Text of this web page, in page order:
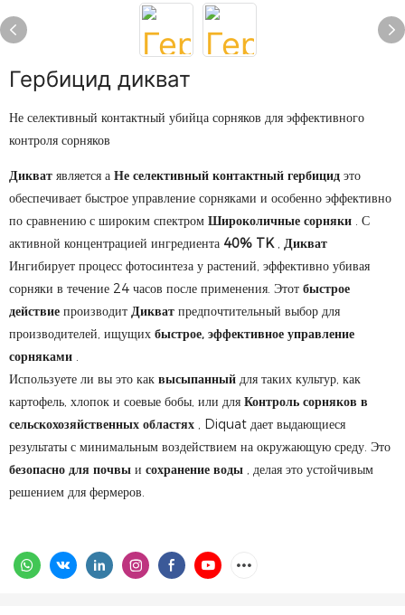
Гербицид дикват
Не селективный контактный убийца сорняков для эффективного
контроля сорняков
Дикват является а Не селективный контактный гербицид это
обеспечивает быстрое управление сорняками и особенно эффективно
по сравнению с широким спектром Широколичные сорняки . С
активной концентрацией ингредиента 40% TK , Дикват
Ингибирует процесс фотосинтеза у растений, эффективно убивая
сорняки в течение 24 часов после применения. Этот быстрое
действие производит Дикват предпочтительный выбор для
производителей, ищущих быстрое, эффективное управление
сорняками .
Используете ли вы это как высыпанный для таких культур, как
картофель, хлопок и соевые бобы, или для Контроль сорняков в
сельскохозяйственных областях , Diquat дает выдающиеся
результаты с минимальным воздействием на окружающую среду. Это
безопасно для почвы и сохранение воды , делая это устойчивым
решением для фермеров.